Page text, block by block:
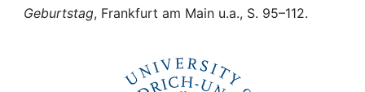
Geburtstag, Frankfurt am Main u.a., S. 95–112.